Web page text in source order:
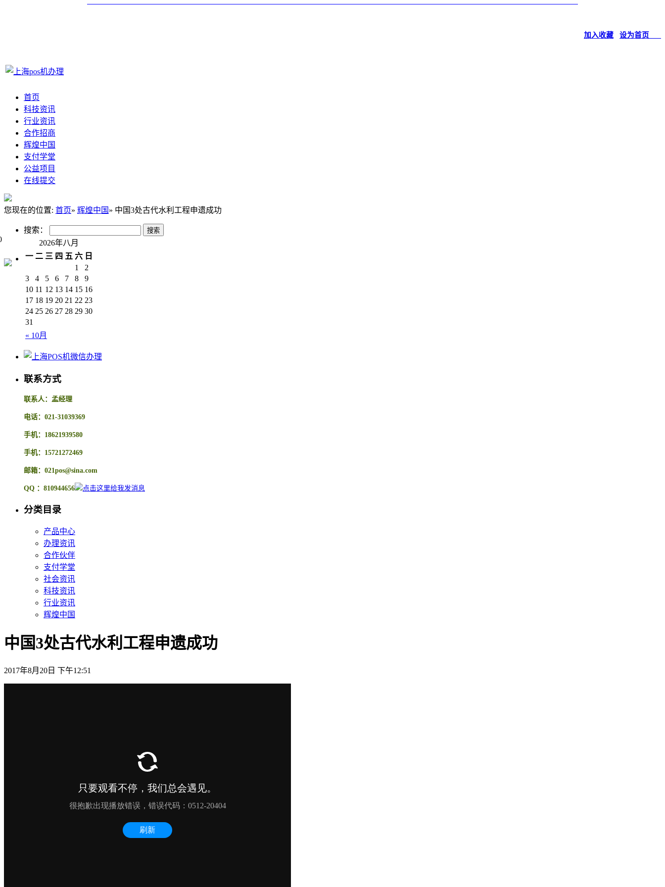
加入收藏 设为首页___
首页
科技资讯
行业资讯
合作招商
辉煌中国
支付学堂
公益项目
在线提交
您现在的位置: 首页» 辉煌中国 » 中国3处古代水利工程申遗成功
搜索：
2026年八月
一 二 三 四 五 六 日
« 10月
1
2
3
4 5 6 7 8
9
10 11 12 13 14 15 16
17 18 19 20 21 22 23
24 25 26 27 28 29 30
31
联系方式
联系人：孟经理
电话：021-31039369
手机：18621939580
手机：15721272469
邮箱：021pos@sina.com
QQ ：810944656
分类目录
产品中心
办理资讯
合作伙伴
支付学堂
社会资讯
科技资讯
行业资讯
辉煌中国
中国3处古代水利工程申遗成功
2017年8月20日 下午12:51